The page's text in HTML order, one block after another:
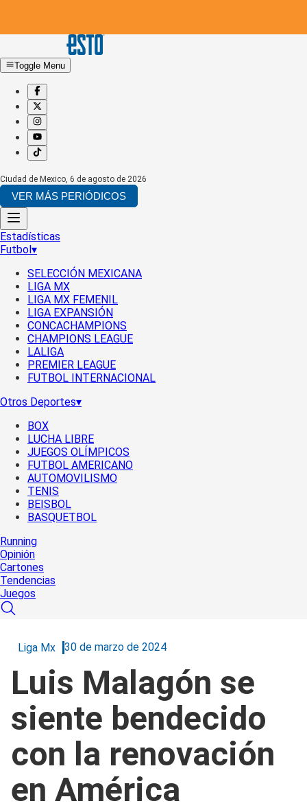
Toggle Menu
Ciudad de Mexico, 6 de agosto de 2026
VER MÁS PERIÓDICOS
Estadísticas
Futbol▾
SELECCIÓN MEXICANA
LIGA MX
LIGA MX FEMENIL
LIGA EXPANSIÓN
CONCACHAMPIONS
CHAMPIONS LEAGUE
LALIGA
PREMIER LEAGUE
FUTBOL INTERNACIONAL
Otros Deportes▾
BOX
LUCHA LIBRE
JUEGOS OLÍMPICOS
FUTBOL AMERICANO
AUTOMOVILISMO
TENIS
BEISBOL
BASQUETBOL
Running
Opinión
Cartones
Tendencias
Juegos
Liga Mx 30 de marzo de 2024
Luis Malagón se
siente bendecido
con la renovación
en América